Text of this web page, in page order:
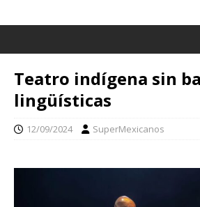
Teatro indígena sin
lingüísticas
12/09/2024 SuperMexicanos